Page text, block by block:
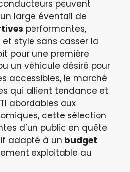
peuvent
large éventail de
performantes,
style sans casser la
pour une première
un véhicule désiré pour
accessibles, le marché
qui allient tendance et
abordables aux
cette sélection
d’un public en quête
adapté à un budget
exploitable au